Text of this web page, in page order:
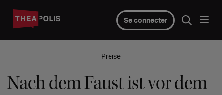
Se connecter
Preise
Nach dem Faust ist vor dem